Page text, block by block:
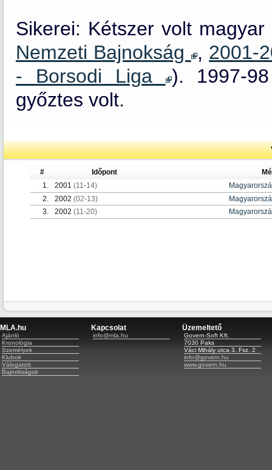
Sikerei: Kétszer volt magyar
Nemzeti Bajnokság
, 2001-
- Borsodi Liga
). 1997-
győztes volt.
# Időpont
1.
2001 (11-14)
2.
2002 (02-13)
3.
2002 (11-20)
MLA.hu
Ajánló
Kronológia
Személyek
Klubok
Válogatott
Bajnokságok
Kapcsolat
info@mla.hu
Üzemeltető
Govern-Soft Kft.
7030 Paks
Váci Mihály utca 3. Fsz. 2
info@govern.hu
www.govern.hu